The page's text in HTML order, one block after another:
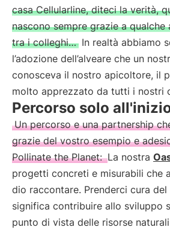
casa Cellularline, diteci la verità,
nascono sempre grazie a
tra i colleghi… In realtà abbiamo
l’adozione dell’alveare che un
conosceva il nostro apicoltore, il
molto apprezzato da tutti i nostri
Percorso solo
Un percorso e una partnership
grazie del vostro esempio e
Pollinate the Planet: La nostra
progetti concreti e misurabili che
dio raccontare. Prenderci cura del
significa contribuire allo sviluppo
punto di vista delle risorse